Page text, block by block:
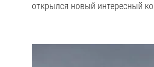
открылся новый интересный